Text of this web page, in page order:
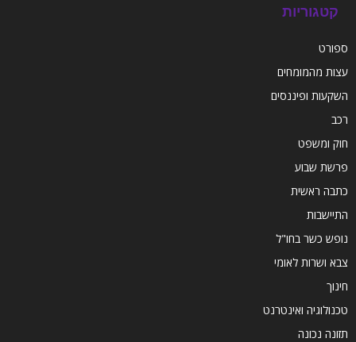
קטגוריות
ספורט
עצות מהמומחים
השקעות ופיננסים
רכב
חוק ומשפט
פרשת שבוע
כתבה ראשית
התיישבות
נופש כשר בחו"ל
צבא ושרות לאומי
חינוך
טכנולוגיה ואינטרנט
תזונה נכונה